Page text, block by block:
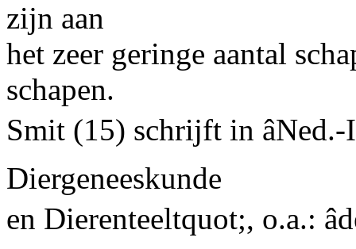
zijn aan
het zeer geringe aantal
schapen.
Smit (15) schrijft in
Diergeneeskunde
en Dierenteeltquot;, o.a.: